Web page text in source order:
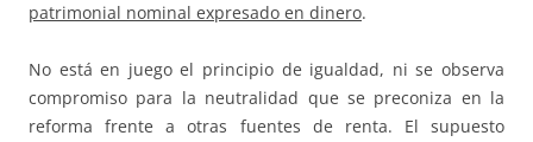
patrimonial nominal expresado en dinero.
No está en juego el principio de igualdad, ni se observa
compromiso para la neutralidad que se preconiza en la
reforma frente a otras fuentes de renta. El supuesto